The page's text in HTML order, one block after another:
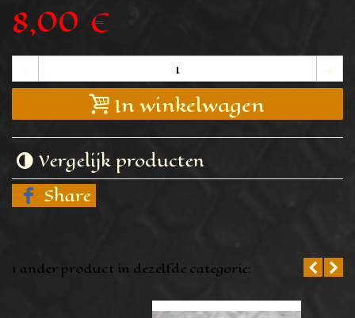
8,00 €
- +
In winkelwagen
Vergelijk producten
Share
1 ander product in dezelfde categorie: